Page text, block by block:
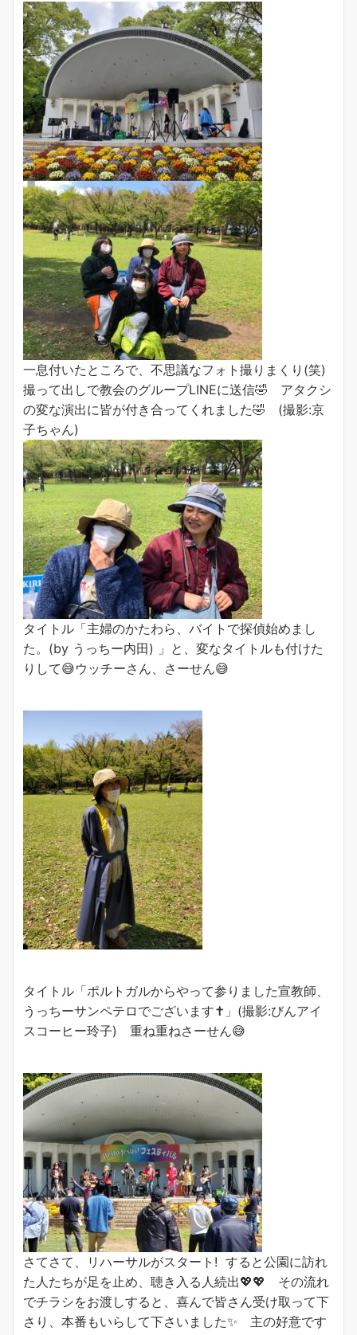
一息付いたところで、不思議なフォト撮りまくり(笑)
撮って出しで教会のグループLINEに送信🤣 アタクシ
の変な演出に皆が付き合ってくれました🤣 (撮影:京
子ちゃん)
タイトル「主婦のかたわら、バイトで探偵始めまし
た。(by うっちー内田) 」と、変なタイトルも付けた
りして😅ウッチーさん、さーせん😅
タイトル「ポルトガルからやって参りました宣教師、
うっちーサンペテロでございます✝️」(撮影:びんアイ
スコーヒー玲子) 重ね重ねさーせん😅
さてさて、リハーサルがスタート! すると公園に訪れ
た人たちが足を止め、聴き入る人続出💖💖 その流れ
でチラシをお渡しすると、喜んで皆さん受け取って下
さり、本番もいらして下さいました✨ 主の好意です